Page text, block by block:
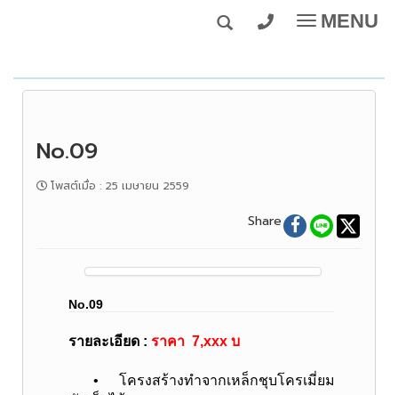
Toggle
MENU
No.09
โพสต์เมื่อ : 25 เมษายน 2559
Share
No.09
รายละเอียด : ราคา 7,xxx บ
• โครงสร้างทำจากเหล็กชุบโครเมี่ยม